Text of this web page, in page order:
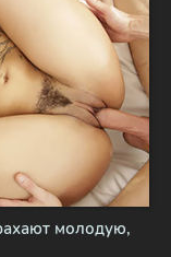
молодую,